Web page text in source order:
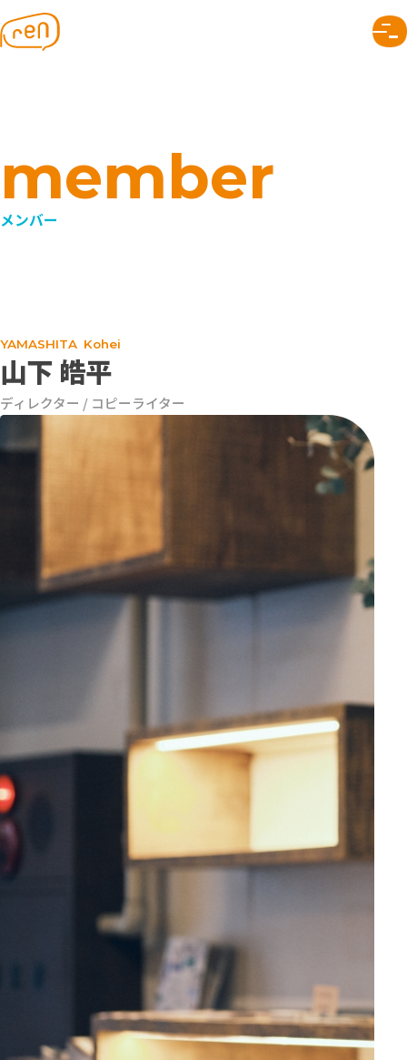
株式会社ren｜つながりのデザイン
トップページ
renについて
なぜつながり？
できること
プロジェクト
つながりのヒント
読みもの
お知らせ
よくあるご質問
採用情報・パートナー募集
renの会社案内
相談する
ぜひぜひ
特定商取引法に基づく表記
メンバー
山下 皓平
ディレクター / コピーライター